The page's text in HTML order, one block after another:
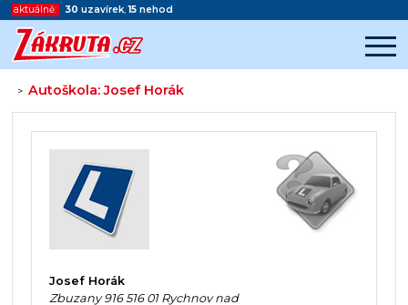
aktuálně: 30 uzavírek,15 nehod
>Autoškola: Josef Horák
Začátek reklamy
Konec reklamy
Josef Horák
Zbuzany 916 516 01 Rychnov nad